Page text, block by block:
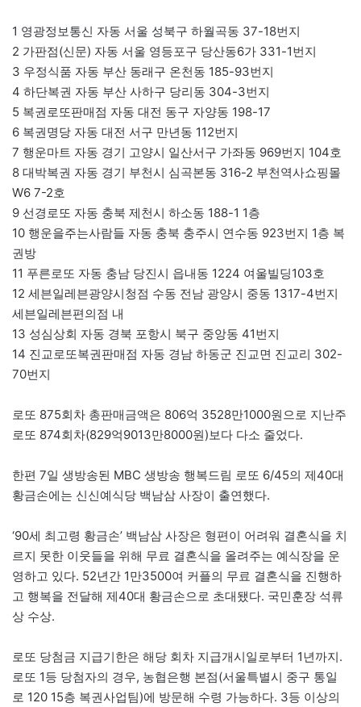
1 영광정보통신 자동 서울 성북구 하월곡동 37-18번지
2 가판점(신문) 자동 서울 영등포구 당산동6가 331-1번지
3 우정식품 자동 부산 동래구 온천동 185-93번지
4 하단복권 자동 부산 사하구 당리동 304-3번지
5 복권로또판매점 자동 대전 동구 자양동 198-17
6 복권명당 자동 대전 서구 만년동 112번지
7 행운마트 자동 경기 고양시 일산서구 가좌동 969번지 104호
8 대박복권 자동 경기 부천시 심곡본동 316-2 부천역사쇼핑몰
W6 7-2호
9 선경로또 자동 충북 제천시 하소동 188-1 1층
10 행운을주는사람들 자동 충북 충주시 연수동 923번지 1층 복
권방
11 푸른로또 자동 충남 당진시 읍내동 1224 여울빌딩103호
12 세븐일레븐광양시청점 수동 전남 광양시 중동 1317-4번지
세븐일레븐편의점 내
13 성심상회 자동 경북 포항시 북구 중앙동 41번지
14 진교로또복권판매점 자동 경남 하동군 진교면 진교리 302-
70번지
로또 875회차 총판매금액은 806억 3528만1000원으로 지난주
로또 874회차(829억9013만8000원)보다 다소 줄었다.
한편 7일 생방송된 MBC 생방송 행복드림 로또 6/45의 제40대
황금손에는 신신예식당 백남삼 사장이 출연했다.
‘90세 최고령 황금손’ 백남삼 사장은 형편이 어려워 결혼식을 치
르지 못한 이웃들을 위해 무료 결혼식을 올려주는 예식장을 운
영하고 있다. 52년간 1만3500여 커플의 무료 결혼식을 진행하
고 행복을 전달해 제40대 황금손으로 초대됐다. 국민훈장 석류
상 수상.
로또 당첨금 지급기한은 해당 회차 지급개시일로부터 1년까지.
로또 1등 당첨자의 경우, 농협은행 본점(서울특별시 중구 통일
로 120 15층 복권사업팀)에 방문해 수령 가능하다. 3등 이상의